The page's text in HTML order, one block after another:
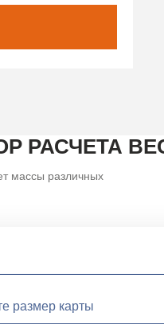
РАСЧЕТА
массы различных